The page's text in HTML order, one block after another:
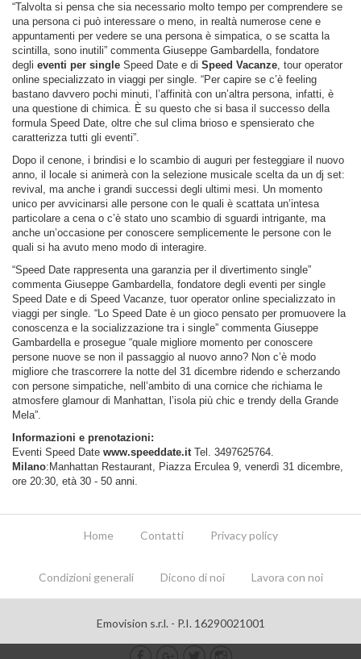
“Talvolta si pensa che sia necessario molto tempo per comprendere se
una persona ci può interessare o meno, in realtà numerose cene e
appuntamenti per vedere se una persona è simpatica, o se scatta la
scintilla, sono inutili” commenta Giuseppe Gambardella, fondatore
degli eventi per single Speed Date e di Speed Vacanze, tour operator
online specializzato in viaggi per single. “Per capire se c’è feeling
bastano davvero pochi minuti, l’affinità con un’altra persona, infatti, è
una questione di chimica. È su questo che si basa il successo della
formula Speed Date, oltre che sul clima brioso e spensierato che
caratterizza tutti gli eventi”.
Dopo il cenone, i brindisi e lo scambio di auguri per festeggiare il nuovo
anno, il locale si animerà con la selezione musicale scelta da un dj set:
revival, ma anche i grandi successi degli ultimi mesi. Un momento
unico per avvicinarsi alle persone con le quali è scattata un’intesa
particolare a cena o c’è stato uno scambio di sguardi intrigante, ma
anche un’occasione per conoscere semplicemente le persone con le
quali si ha avuto meno modo di interagire.
“Speed Date rappresenta una garanzia per il divertimento single”
commenta Giuseppe Gambardella, fondatore degli eventi per single
Speed Date e di Speed Vacanze, tuor operator online specializzato in
viaggi per single. “Lo Speed Date è un gioco pensato per promuovere la
conoscenza e la socializzazione tra i single” commenta Giuseppe
Gambardella e prosegue “quale migliore momento per conoscere
persone nuove se non il passaggio al nuovo anno? Non c’è modo
migliore che trascorrere la notte del 31 dicembre ridendo e scherzando
con persone simpatiche, nell’ambito di una cornice che richiama le
atmosfere glamour di Manhattan, l’isola più chic e trendy della Grande
Mela”.
Informazioni e prenotazioni:
Eventi Speed Date www.speeddate.itTel. 3497625764.
Milano:Manhattan Restaurant, Piazza Erculea 9, venerdì 31 dicembre,
ore 20:30, età 30 - 50 anni.
Home Contatti Privacy policy
Condizioni generali Dicono di noi Lavora con noi
Emovision s.r.l. - P.I. 16290021001